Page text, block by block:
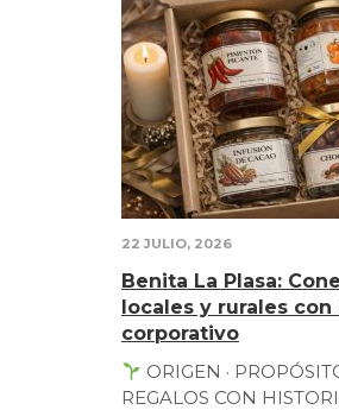
22 JULIO, 2026
Benita La Plasa:
locales y rurales
corporativo
ORIGEN ·
REGALOS CON